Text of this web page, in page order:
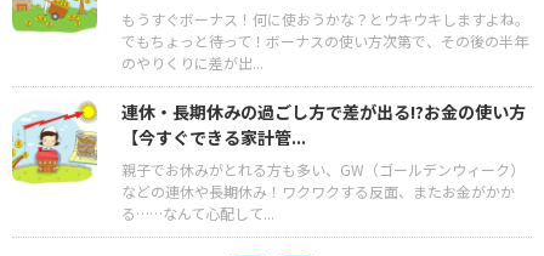
もうすぐボーナス！何に使おうかな？とウキウキしますよね。
でもちょっと待って！ボーナスの使い方次第で、その後の半年
のやりくりに差が出...
連休・長期休みの過ごし方で差が出る!?お金の使い方
【今すぐできる家計管...
親子でお休みがとれる方も多い、GW（ゴールデンウィーク）
などの連休や長期休み！ワクワクする反面、またお金がかか
る……なんて心配して...